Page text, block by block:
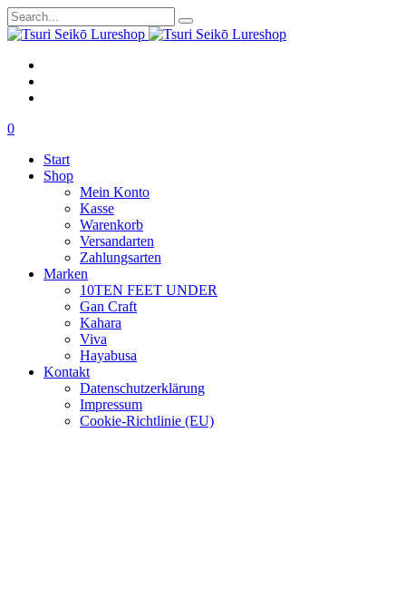
0
Start
Shop
Mein Konto
Kasse
Warenkorb
Versandarten
Zahlungsarten
Marken
10TEN FEET UNDER
Gan Craft
Kahara
Viva
Hayabusa
Kontakt
Datenschutzerklärung
Impressum
Cookie-Richtlinie (EU)